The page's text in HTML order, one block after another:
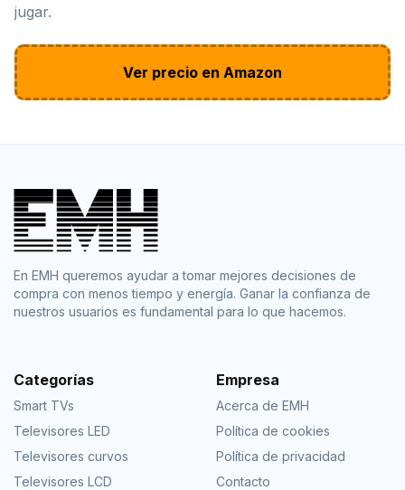
jugar.
Ver precio en Amazon
En EMH queremos ayudar a tomar mejores decisiones de
compra con menos tiempo y energía. Ganar la confianza de
nuestros usuarios es fundamental para lo que hacemos.
Categorías
Smart TVs
Televisores LED
Televisores curvos
Televisores LCD
Empresa
Acerca de EMH
Política de cookies
Política de privacidad
Contacto